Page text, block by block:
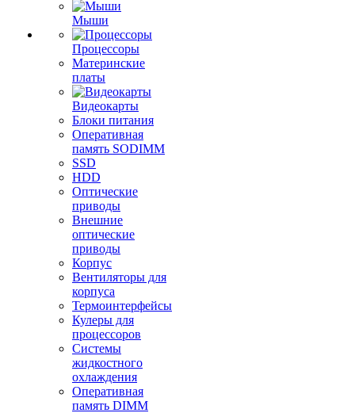
Мыши
Процессоры
Материнские
платы
Видеокарты
Блоки питания
Оперативная
память SODIMM
SSD
HDD
Оптические
приводы
Внешние
оптические
приводы
Корпус
Вентиляторы для
корпуса
Термоинтерфейсы
Кулеры для
процессоров
Системы
жидкостного
охлаждения
Оперативная
память DIMM